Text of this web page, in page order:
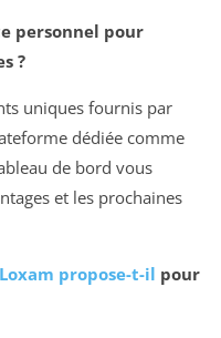
personnel pour
?
uniques fournis par
dédiée comme
de bord vous
et les prochaines
Loxam propose-t-il pour